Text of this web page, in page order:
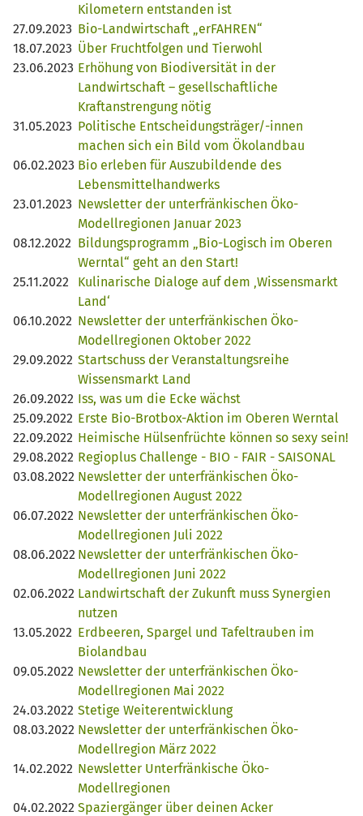
Kilometern entstanden ist
27.09.2023 Bio-Landwirtschaft „erFAHREN“
18.07.2023 Über Fruchtfolgen und Tierwohl
23.06.2023 Erhöhung von Biodiversität in der
Landwirtschaft – gesellschaftliche
Kraftanstrengung nötig
31.05.2023 Politische Entscheidungsträger/-innen
machen sich ein Bild vom Ökolandbau
06.02.2023 Bio erleben für Auszubildende des
Lebensmittelhandwerks
23.01.2023 Newsletter der unterfränkischen Öko-
Modellregionen Januar 2023
08.12.2022 Bildungsprogramm „Bio-Logisch im Oberen
Werntal“ geht an den Start!
25.11.2022
Kulinarische Dialoge auf dem ‚Wissensmarkt
Land‘
06.10.2022 Newsletter der unterfränkischen Öko-
Modellregionen Oktober 2022
29.09.2022 Startschuss der Veranstaltungsreihe
Wissensmarkt Land
26.09.2022 Iss, was um die Ecke wächst
25.09.2022 Erste Bio-Brotbox-Aktion im Oberen Werntal
22.09.2022 Heimische Hülsenfrüchte können so sexy sein!
29.08.2022 Regioplus Challenge - BIO - FAIR - SAISONAL
03.08.2022 Newsletter der unterfränkischen Öko-
Modellregionen August 2022
06.07.2022 Newsletter der unterfränkischen Öko-
Modellregionen Juli 2022
08.06.2022 Newsletter der unterfränkischen Öko-
Modellregionen Juni 2022
02.06.2022 Landwirtschaft der Zukunft muss Synergien
nutzen
13.05.2022 Erdbeeren, Spargel und Tafeltrauben im
Biolandbau
09.05.2022 Newsletter der unterfränkischen Öko-
Modellregionen Mai 2022
24.03.2022 Stetige Weiterentwicklung
08.03.2022 Newsletter der unterfränkischen Öko-
Modellregion März 2022
14.02.2022 Newsletter Unterfränkische Öko-
Modellregionen
04.02.2022 Spaziergänger über deinen Acker